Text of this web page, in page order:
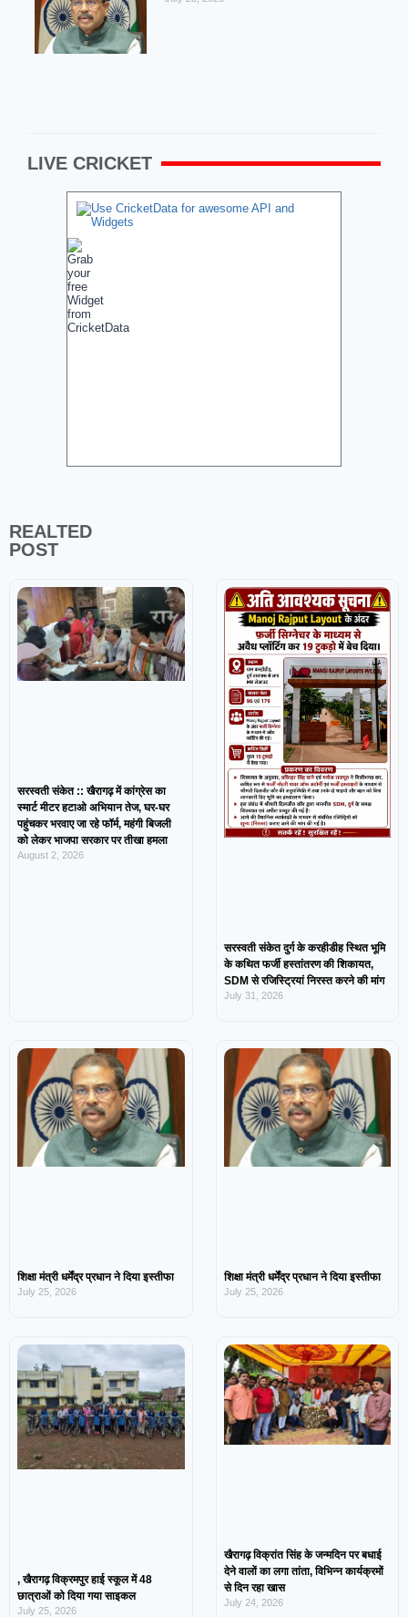
LIVE CRICKET
REALTED
POST
सरस्वती संकेत :: खैरागढ़ में कांग्रेस का
स्मार्ट मीटर हटाओ अभियान तेज, घर-घर
पहुंचकर भरवाए जा रहे फॉर्म, महंगी बिजली
को लेकर भाजपा सरकार पर तीखा हमला
August 2, 2026
सरस्वती संकेत दुर्ग के करहीडीह स्थित भूमि
के कथित फर्जी हस्तांतरण की शिकायत,
SDM से रजिस्ट्रियां निरस्त करने की मांग
July 31, 2026
शिक्षा मंत्री धर्मेंद्र प्रधान ने दिया इस्तीफा
July 25, 2026
शिक्षा मंत्री धर्मेंद्र प्रधान ने दिया इस्तीफा
July 25, 2026
, खैरागढ़ विक्रमपुर हाई स्कूल में 48
छात्राओं को दिया गया साइकल
July 25, 2026
खैरागढ़ विक्रांत सिंह के जन्मदिन पर बधाई
देने वालों का लगा तांता, विभिन्न कार्यक्रमों
से दिन रहा खास
July 24, 2026